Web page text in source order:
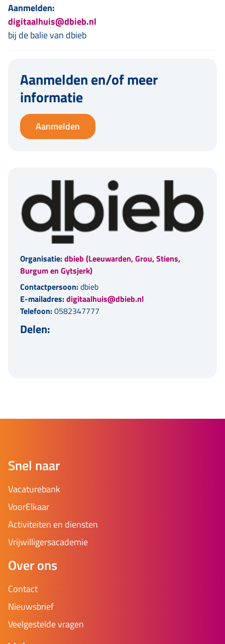
Aanmelden:
digitaalhuis@dbieb.nl
bij de balie van dbieb
Aanmelden en/of meer
informatie
Aanmelden
Organisatie:dbieb (Leeuwarden, Grou, Stiens,
Burgum en Gytsjerk)
Contactpersoon:dbieb
E-mailadres:digitaalhuis@dbieb.nl
Telefoon:0582347777
Delen:
Snel naar
Vacaturebank
VoorElkaar
Activiteiten en diensten
Vrijwilligersacademie
Over ons
Contact
Nieuwsbrief
Veelgestelde vragen